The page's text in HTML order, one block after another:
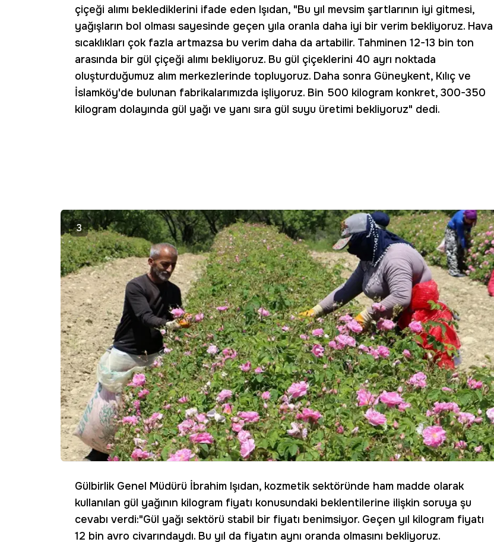
çiçeği alımı beklediklerini ifade eden Işıdan, "Bu yıl mevsim şartlarının iyi gitmesi,
yağışların bol olması sayesinde geçen yıla oranla daha iyi bir verim bekliyoruz. Hava
sıcaklıkları çok fazla artmazsa bu verim daha da artabilir. Tahminen 12-13 bin ton
arasında bir gül çiçeği alımı bekliyoruz. Bu gül çiçeklerini 40 ayrı noktada
oluşturduğumuz alım merkezlerinde topluyoruz. Daha sonra Güneykent, Kılıç ve
İslamköy'de bulunan fabrikalarımızda işliyoruz. Bin 500 kilogram konkret, 300-350
kilogram dolayında gül yağı ve yanı sıra gül suyu üretimi bekliyoruz" dedi.
3
Gülbirlik Genel Müdürü İbrahim Işıdan, kozmetik sektöründe ham madde olarak
kullanılan gül yağının kilogram fiyatı konusundaki beklentilerine ilişkin soruya şu
cevabı verdi:"Gül yağı sektörü stabil bir fiyatı benimsiyor. Geçen yıl kilogram fiyatı
12 bin avro civarındaydı. Bu yıl da fiyatın aynı oranda olmasını bekliyoruz.